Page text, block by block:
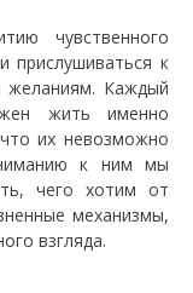
чувственного
прислушиваться к
желаниям. Каждый
жить именно
их невозможно
к ним мы
чего хотим от
механизмы,
взгляда.